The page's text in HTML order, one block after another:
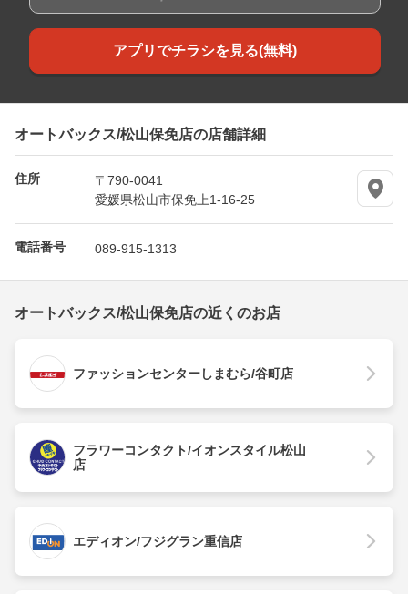
アプリでチラシを見る(無料)
オートバックス/松山保免店の店舗詳細
住所
〒790-0041
愛媛県松山市保免上1-16-25
電話番号 089-915-1313
オートバックス/松山保免店の近くのお店
ファッションセンターしまむら/谷町店
フラワーコンタクト/イオンスタイル松山
店
エディオン/フジグラン重信店